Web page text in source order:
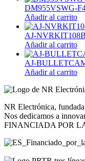
DM955VSWG-
Añadir al carrito
AJ-
Añadir al carrito
AJ-
Añadir al carrito
NR Electrónica,
Nos dedicamos a
FINANCIADA POR